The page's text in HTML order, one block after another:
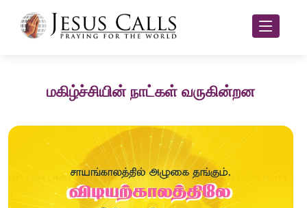
மகிழ்ச்சியின் நாட்கள் வருகின்றன